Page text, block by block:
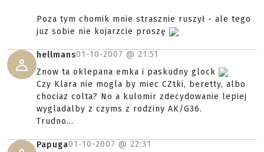
Poza tym chomik mnie strasznie ruszył - ale tego
juz sobie nie kojarzcie proszę
hellmans01-10-2007 @ 21:51
Znow ta oklepana emka i paskudny glock
Czy Klara nie mogla by miec CZtki, beretty, albo
chociaz colta? No a kulomir zdecydowanie lepiej
wygladalby z czyms z rodziny AK/G36.
Trudno...
Papuga01-10-2007 @ 22:31